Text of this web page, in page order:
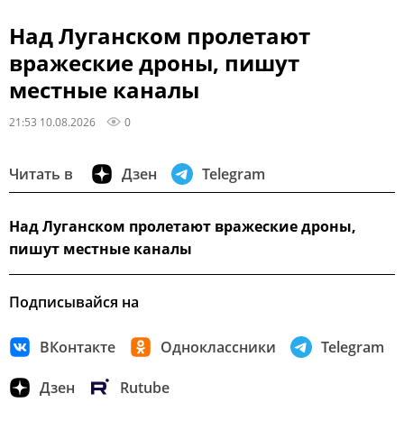
Над Луганском пролетают
вражеские дроны, пишут
местные каналы
21:53 10.08.2026 0
Читать в Дзен Telegram
Над Луганском пролетают вражеские дроны,
пишут местные каналы
Подписывайся на
ВКонтакте Одноклассники Telegram
Дзен Rutube